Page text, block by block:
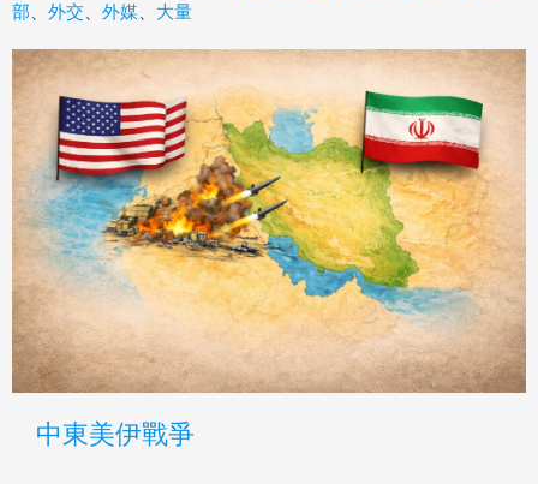
部、 外交、 外媒、 大量
中東美伊戰爭